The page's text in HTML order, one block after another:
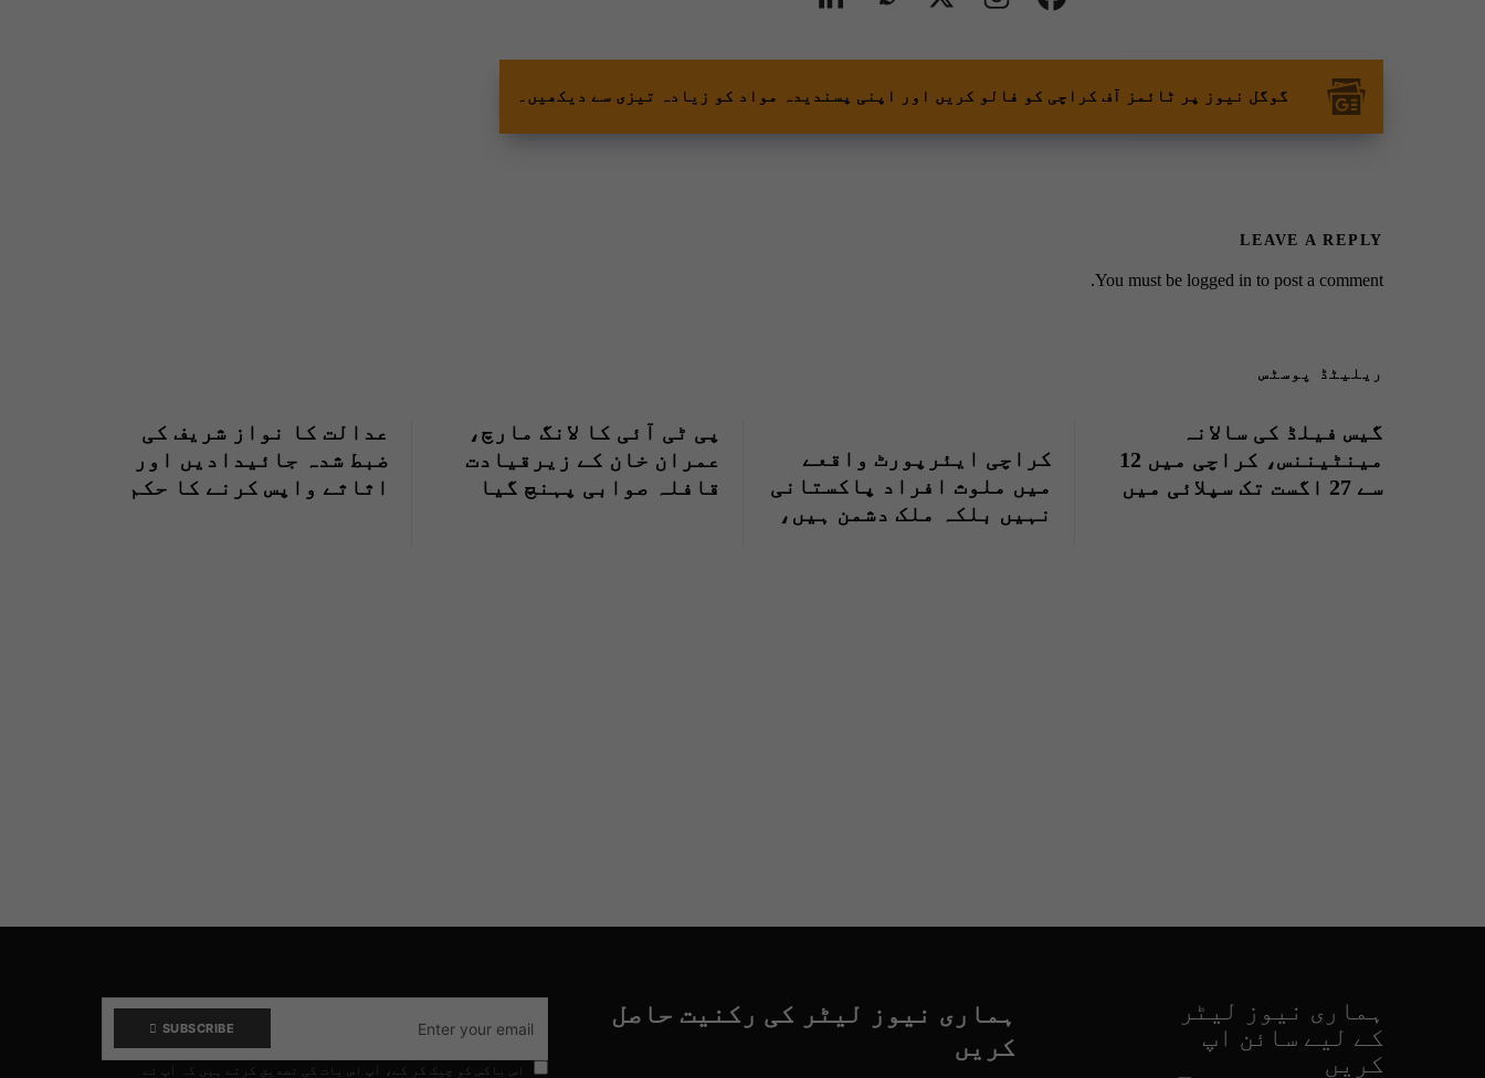
گوگل نیوز پر ٹائمز آف کراچی کو فالو کریں اور اپنی پسندیدہ مواد کو زیادہ تیزی سے دیکھیں۔
LEAVE A REPLY
You must be logged in to post a comment.
ریلیٹڈ پوسٹس
گیس فیلڈ کی سالانہ
مینٹیننس، کراچی میں 12
سے 27 اگست تک سپلائی میں
کراچی ایئرپورٹ واقعے
میں ملوث افراد پاکستانی
نہیں بلکہ ملک دشمن ہیں،
پی ٹی آئی کا لانگ مارچ،
عمران خان کے زیرقیادت
قافلہ صوابی پہنچ گیا
عدالت کا نواز شریف کی
ضبط شدہ جائیدادیں اور
اثاثے واپس کرنے کا حکم
ہماری نیوز لیٹر
کے لیے سائن اپ
کریں
ہماری نیوز لیٹر کی رکنیت حاصل
کریں
SUBSCRIBE
اس باکس کو چیک کر کے، آپ اس بات کی تصدیق کرتے ہیں کہ آپ نے